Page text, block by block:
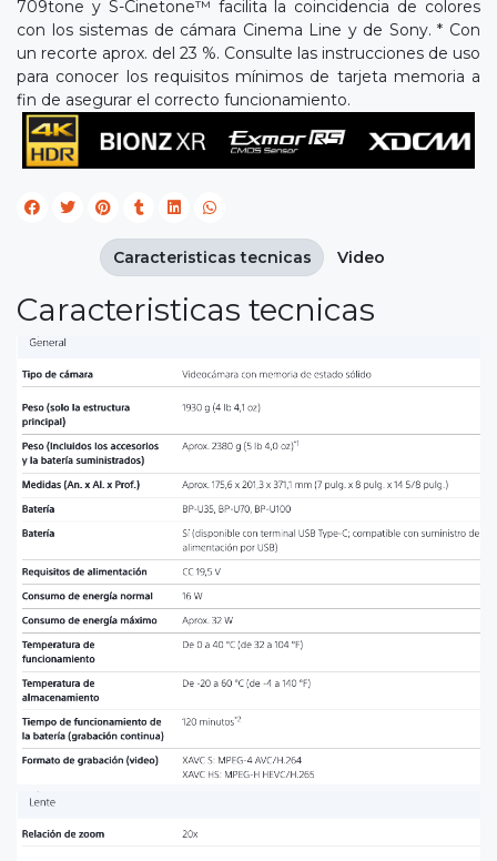
709tone y S-Cinetone™ facilita la coincidencia de colores
con los sistemas de cámara Cinema Line y de Sony. * Con
un recorte aprox. del 23 %. Consulte las instrucciones de uso
para conocer los requisitos mínimos de tarjeta memoria a
fin de asegurar el correcto funcionamiento.
Caracteristicas tecnicas
Caracteristicas tecnicas Video